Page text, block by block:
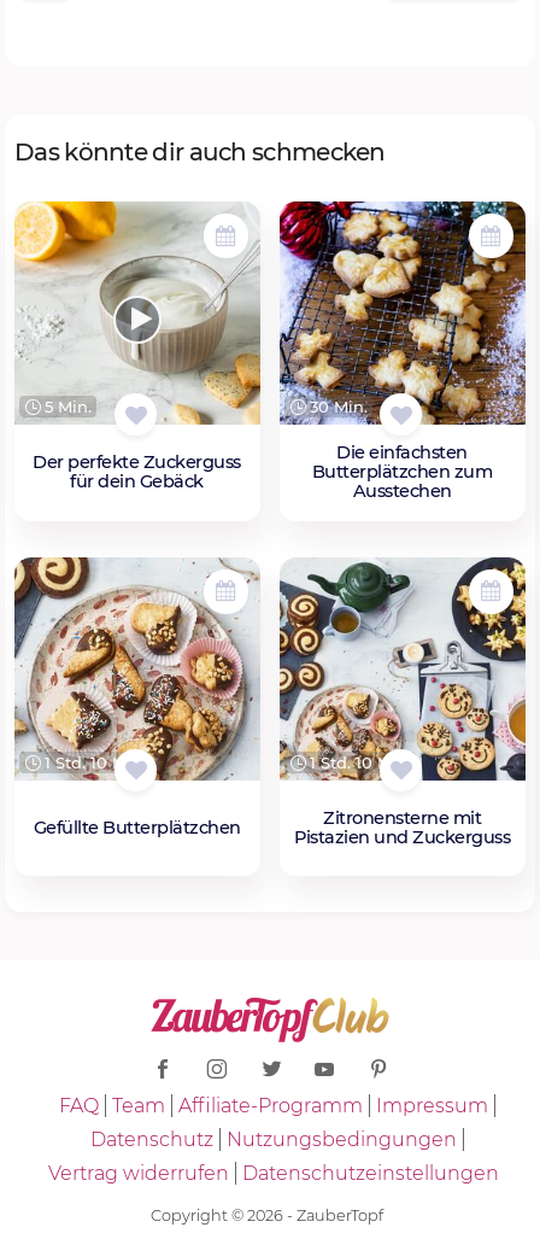
Das könnte dir auch schmecken
5 Min.
Der perfekte Zuckerguss
für dein Gebäck
30 Min.
Die einfachsten
Butterplätzchen zum
Ausstechen
1 Std. 10 Min.
Gefüllte Butterplätzchen
1 Std. 10 Min.
Zitronensterne mit
Pistazien und Zuckerguss
FAQ Team Affiliate-Programm
Impressum
Datenschutz
Nutzungsbedingungen
Vertrag widerrufen
Datenschutzeinstellungen
Copyright © 2026 - ZauberTopf